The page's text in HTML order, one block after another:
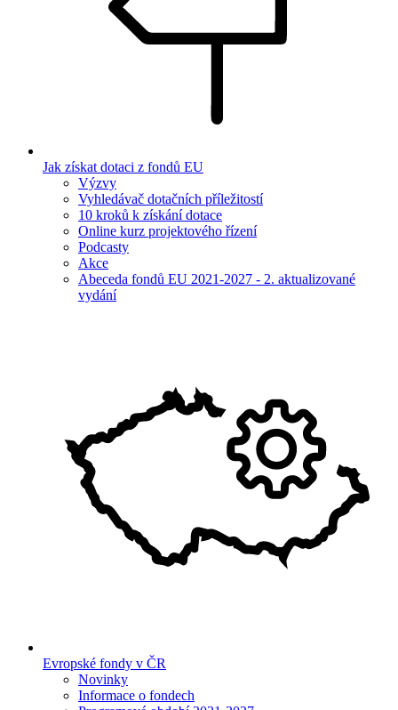
Jak získat dotaci z fondů EU
Výzvy
Vyhledávač dotačních příležitostí
10 kroků k získání dotace
Online kurz projektového řízení
Podcasty
Akce
Abeceda fondů EU 2021-2027 - 2. aktualizované
vydání
Evropské fondy v ČR
Novinky
Informace o fondech